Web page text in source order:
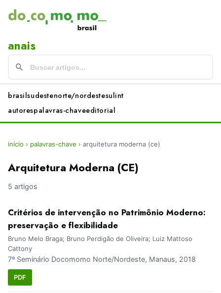
anais
brasilsudestenorte/nordestesulint
autorespalavras-chaveeditorial
início › palavras-chave › arquitetura moderna (ce)
Arquitetura Moderna (CE)
5 artigos
Critérios de intervenção no Patrimônio Moderno:
preservação e flexibilidade
Bruno Melo Braga; Bruno Perdigão de Oliveira; Luiz Mattoso
Cattony
7º Seminário Docomomo Norte/Nordeste, Manaus, 2018
PDF